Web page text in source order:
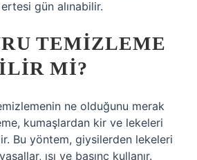
gün alınabilir.
TEMIZLEME
MI?
ne olduğunu merak
kumaşlardan kir ve lekeleri
Bu yöntem, giysilerden lekeleri
ısı ve basınç kullanır.